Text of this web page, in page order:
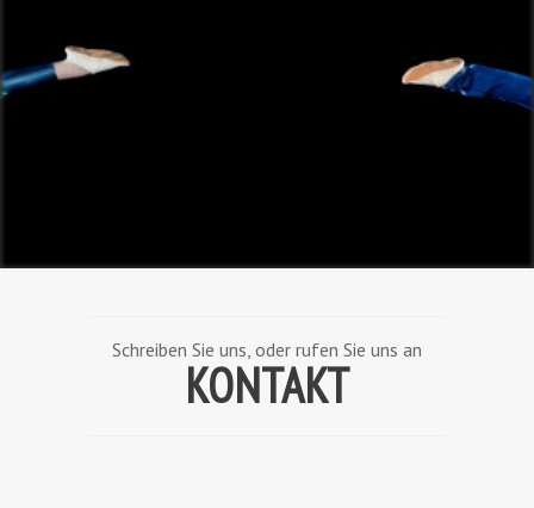
Schreiben Sie uns, oder rufen Sie uns an
KONTAKT